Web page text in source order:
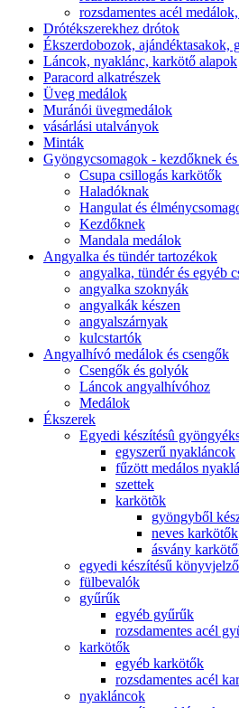
rozsdamentes acél
Drótékszerekhez drótok
Ékszerdobozok, ajándéktasakok,
Láncok, nyaklánc, karkötő alapok
Paracord alkatrészek
Üveg medálok
Muránói üvegmedálok
vásárlási utalványok
Minták
Gyöngycsomagok - kezdőknek
Csupa csillogás karkötők
Haladóknak
Hangulat és
Kezdőknek
Mandala medálok
Angyalka és tündér tartozékok
angyalka, tündér és egyéb
angyalka szoknyák
angyalkák készen
angyalszárnyak
kulcstartók
Angyalhívó medálok és csengők
Csengők és golyók
Láncok angyalhívóhoz
Medálok
Ékszerek
Egyedi készítésû
egyszerű nyakláncok
fűzött medálos
szettek
karkötõk
gyöngyből
neves karkötők
ásvány
egyedi készítésű
fülbevalók
gyűrűk
egyéb gyűrűk
rozsdamentes acél
karkötők
egyéb karkötők
rozsdamentes acél
nyakláncok